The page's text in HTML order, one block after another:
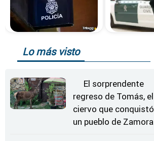
Lo más visto
El sorprendente
regreso de Tomás, el
ciervo que conquistó
un pueblo de Zamora